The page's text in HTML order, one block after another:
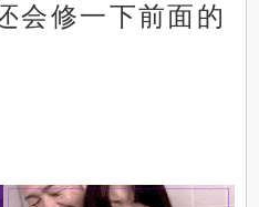
会修一下前面的